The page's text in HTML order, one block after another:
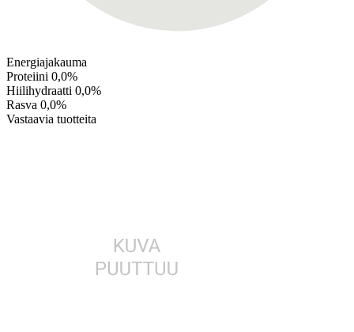
Energiajakauma
Proteiini 0,0%
Hiilihydraatti 0,0%
Rasva 0,0%
Vastaavia tuotteita